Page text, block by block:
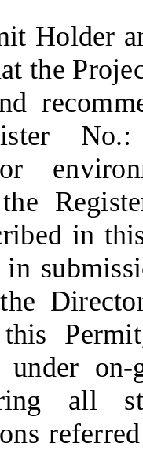
Holder
the
No.:
in
in
under
all